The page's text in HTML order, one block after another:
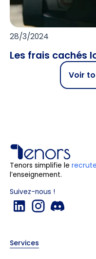
28/3/2024
Les frais cachés
Voir
Tenors simplifie le
l’enseignement.
Suivez-nous !
Services